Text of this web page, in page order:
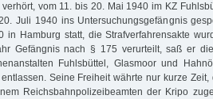
verhört, vom 11. bis 20. Mai 1940 im KZ
Juli 1940 ins Untersuchungsgefängnis
in Hamburg statt, die Strafverfahrensakte
Gefängnis nach § 175 verurteilt, saß er
Fuhlsbüttel, Glasmoor und
Seine Freiheit währte nur kurze
Reichsbahnpolizeibeamten der Kripo